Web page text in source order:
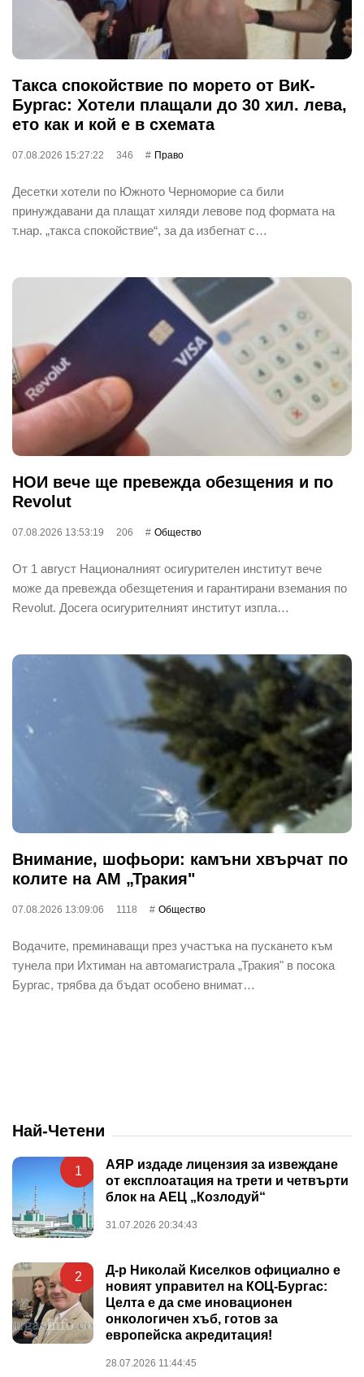
Такса спокойствие по морето от ВиК-
Бургас: Хотели плащали до 30 хил. лева,
ето как и кой е в схемата
07.08.2026 15:27:22 346 Право
Десетки хотели по Южното Черноморие са били
принуждавани да плащат хиляди левове под формата на
т.нар. „такса спокойствие“, за да избегнат с…
НОИ вече ще превежда обезщения и по
Revolut
07.08.2026 13:53:19 206 Общество
От 1 август Националният осигурителен институт вече
може да превежда обезщетения и гарантирани вземания по
Revolut. Досега осигурителният институт изпла…
Внимание, шофьори: камъни хвърчат по
колите на АМ „Тракия"
07.08.2026 13:09:06 1118 Общество
Водачите, преминаващи през участъка на пускането към
тунела при Ихтиман на автомагистрала „Тракия" в посока
Бургас, трябва да бъдат особено внимат…
Най-Четени
1
АЯР издаде лицензия за извеждане
от експлоатация на трети и четвърти
блок на АЕЦ „Козлодуй“
31.07.2026 20:34:43
2
Д-р Николай Киселков официално е
новият управител на КОЦ-Бургас:
Целта е да сме иновационен
онкологичен хъб, готов за
европейска акредитация!
28.07.2026 11:44:45